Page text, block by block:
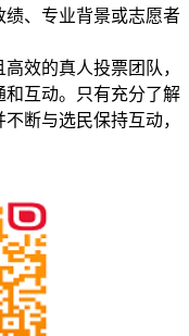
、专业背景或志愿者
效的真人投票团队，
互动。只有充分了解
断与选民保持互动，